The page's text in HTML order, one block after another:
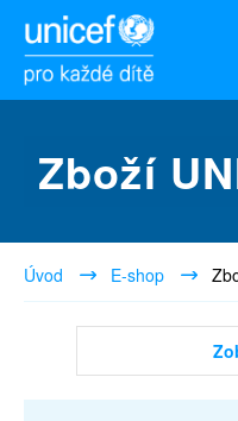
Zboží
Úvod E-shop